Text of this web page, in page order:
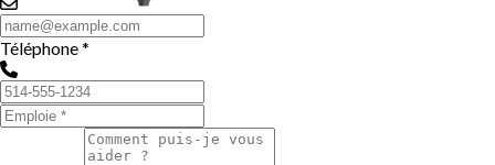
Téléphone *